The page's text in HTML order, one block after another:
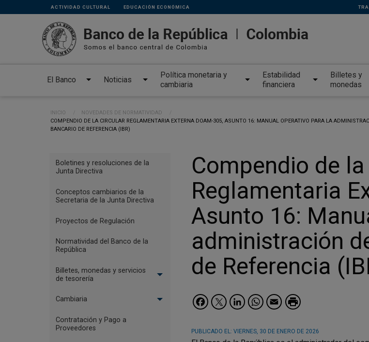
Pasar al contenido principal
Links
secundarios
ACTIVIDAD CULTURAL EDUCACIÓN ECONÓMICA
El Banco Noticias
Política monetaria y
cambiaria
Estabilidad
financiera
Billetes y
monedas
Ruta de navegación
INICIO
NOVEDADES DE NORMATIVIDAD
CURRENT:
COMPENDIO DE LA CIRCULAR REGLAMENTARIA EXTERNA DOAM-305, ASUNTO 16: MANUAL OPERATIVO PARA LA
BANCARIO DE REFERENCIA (IBR)
Compendio de
Reglamentaria
Asunto 16:
administración
de Referencia
Facebook
Twitter
LinkedIn
WhatsApp
Email
PUBLICADO EL: VIERNES, 30 DE ENERO DE 2026
Menu
Reglamentación
Boletines y resoluciones de la
Junta Directiva
Conceptos cambiarios de la
Secretaria de la Junta Directiva
Proyectos de Regulación
Normatividad del Banco de la
República
Billetes, monedas y servicios
de tesorería
Cambiaria
Contratación y Pago a
Proveedores